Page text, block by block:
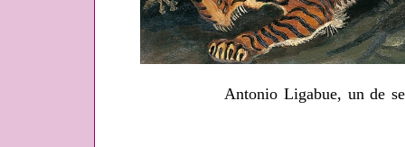
Antonio Ligabue, un de